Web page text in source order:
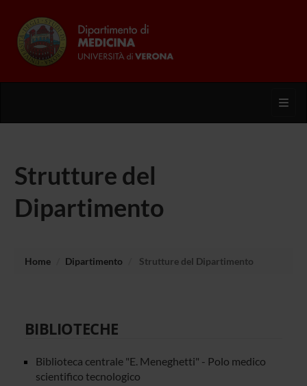
Strutture del
Dipartimento
Home Dipartimento Strutture del Dipartimento
BIBLIOTECHE
Biblioteca centrale "E. Meneghetti" - Polo medico
scientifico tecnologico